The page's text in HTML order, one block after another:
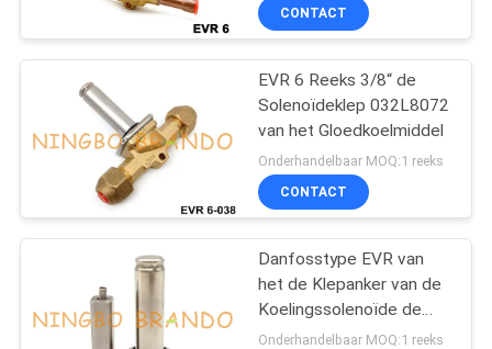
PRIVACYBELEID
CONTACT
EVR 6 Reeks 3/8“ de
Solenoïdeklep 032L8072
van het Gloedkoelmiddel
Onderhandelbaar MOQ:1 reeks
CONTACT
Danfosstype EVR van
het de Klepanker van de
Koelingssolenoïde de
Duikersassemblage
Onderhandelbaar MOQ:1 reeks